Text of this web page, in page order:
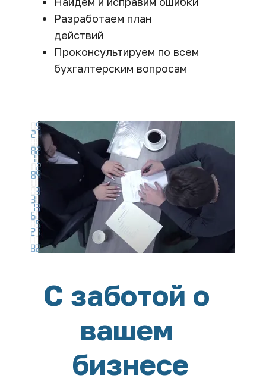
Разработаем план
действий
Проконсультируем по всем
бухгалтерским вопросам
С заботой о
вашем
бизнесе